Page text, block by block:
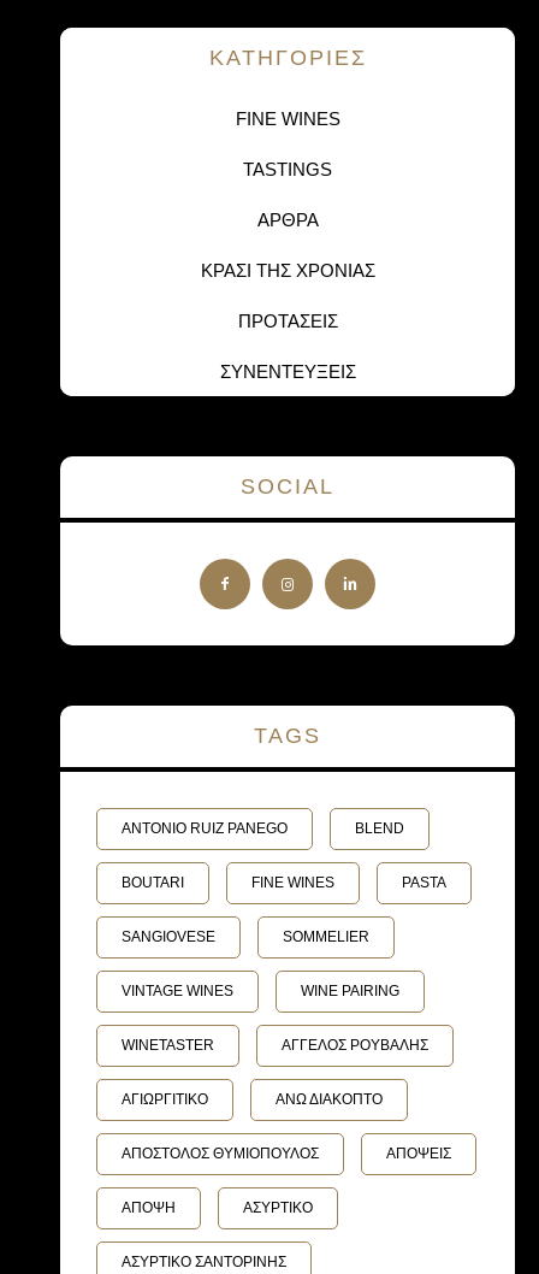
KΑΤΗΓΟΡΙΕΣ
FINE WINES
TASTINGS
ΑΡΘΡΑ
ΚΡΑΣΙ ΤΗΣ ΧΡΟΝΙΑΣ
ΠΡΟΤΑΣΕΙΣ
ΣΥΝΕΝΤΕΥΞΕΙΣ
SOCIAL
TAGS
ANTONIO RUIZ PANEGO BLEND
BOUTARI FINE WINES PASTA
SANGIOVESE SOMMELIER
VINTAGE WINES WINE PAIRING
WINETASTER ΑΓΓΕΛΟΣ ΡΟΥΒΑΛΗΣ
ΑΓΙΩΡΓΙΤΙΚΟ ΑΝΩ ΔΙΑΚΟΠΤΟ
ΑΠΟΣΤΟΛΟΣ ΘΥΜΙΟΠΟΥΛΟΣ ΑΠΟΨΕΙΣ
ΑΠΟΨΗ ΑΣΥΡΤΙΚΟ
ΑΣΥΡΤΙΚΟ ΣΑΝΤΟΡΙΝΗΣ